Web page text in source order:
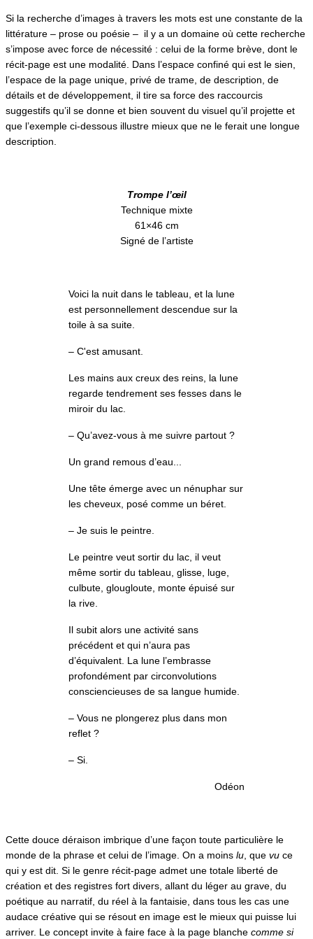
Si la recherche d’images à travers les mots est une constante de la
littérature – prose ou poésie – il y a un domaine où cette recherche
s’impose avec force de nécessité : celui de la forme brève, dont le
récit-page est une modalité. Dans l’espace confiné qui est le sien,
l’espace de la page unique, privé de trame, de description, de
détails et de développement, il tire sa force des raccourcis
suggestifs qu’il se donne et bien souvent du visuel qu’il projette et
que l’exemple ci-dessous illustre mieux que ne le ferait une longue
description.
Trompe l’œil
Technique mixte
61×46 cm
Signé de l’artiste
Voici la nuit dans le tableau, et la lune
est personnellement descendue sur la
toile à sa suite.
– C'est amusant.
Les mains aux creux des reins, la lune
regarde tendrement ses fesses dans le
miroir du lac.
– Qu’avez-vous à me suivre partout ?
Un grand remous d’eau...
Une tête émerge avec un nénuphar sur
les cheveux, posé comme un béret.
– Je suis le peintre.
Le peintre veut sortir du lac, il veut
même sortir du tableau, glisse, luge,
culbute, glougloute, monte épuisé sur
la rive.
Il subit alors une activité sans
précédent et qui n’aura pas
d’équivalent. La lune l’embrasse
profondément par circonvolutions
consciencieuses de sa langue humide.
– Vous ne plongerez plus dans mon
reflet ?
– Si.
Odéon
Cette douce déraison imbrique d’une façon toute particulière le
monde de la phrase et celui de l’image. On a moins lu , que vu ce
qui y est dit. Si le genre récit-page admet une totale liberté de
création et des registres fort divers, allant du léger au grave, du
poétique au narratif, du réel à la fantaisie, dans tous les cas une
audace créative qui se résout en image est le mieux qui puisse lui
arriver. Le concept invite à faire face à la page blanche comme si